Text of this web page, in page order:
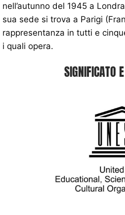
nell’autunno del 1945 a
sua sede si trova a Parigi
rappresentanza in tutti e
i quali opera.
SIGNIFICATO